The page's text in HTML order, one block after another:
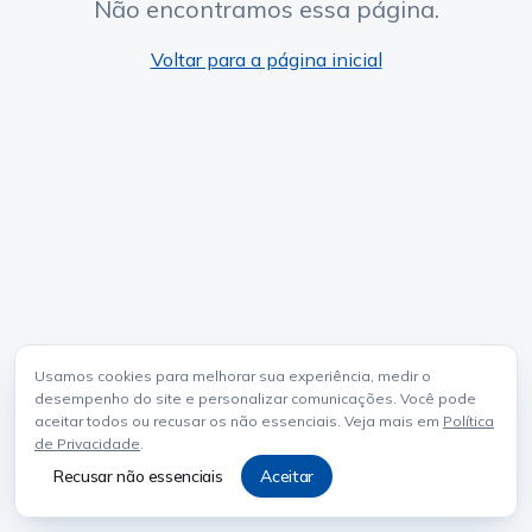
Usamos cookies para melhorar sua experiência, medir o
desempenho do site e personalizar comunicações. Você pode
aceitar todos ou recusar os não essenciais. Veja mais em Política
de Privacidade.
Recusar não essenciais Aceitar
Não encontramos essa página.
Voltar para a página inicial